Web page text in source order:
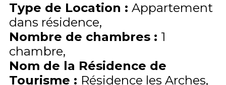
Type de Location : Appartement
dans résidence
Nombre de chambres : 1
chambre
Nom de la Résidence de
Tourisme : Résidence les Arches